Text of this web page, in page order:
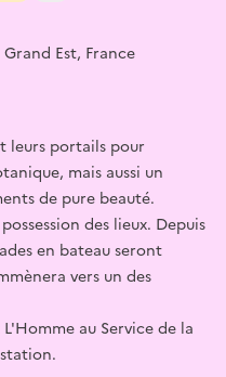
Est, France
leurs portails pour
mais aussi un
de pure beauté.
des lieux. Depuis
en bateau seront
vers un des
au Service de la